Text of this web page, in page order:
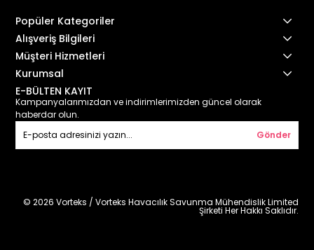
Popüler Kategoriler
Alışveriş Bilgileri
Müşteri Hizmetleri
Kurumsal
E-BÜLTEN KAYIT
Kampanyalarımızdan ve indirimlerimizden güncel olarak
haberdar olun.
Gönder
© 2026 Vorteks / Vorteks Havacılık Savunma Mühendislik Limited
Şirketi Her Hakkı Saklıdır.